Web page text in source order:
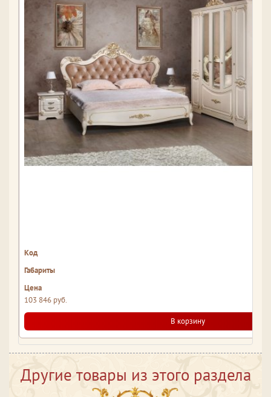
103 846 руб.
В корзину
Другие товары из этого раздела